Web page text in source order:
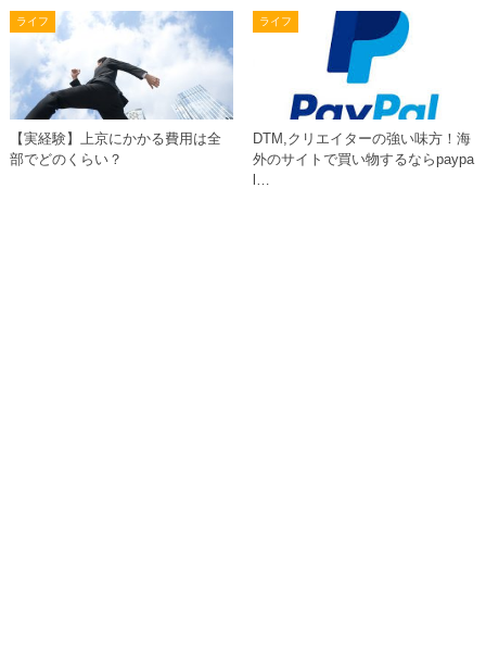
【実経験】上京にかかる費用は全
部でどのくらい？
ライフ
DTM,クリエイターの強い味方！海
外のサイトで買い物するならpaypa
l…
ライフ